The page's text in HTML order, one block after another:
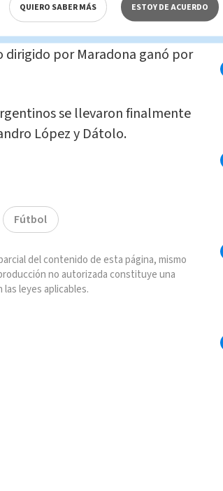
en una ocasión en territorio
dirigido por Maradona ganó por
se llevaron finalmente
López y Dátolo.
Fútbol
del contenido de esta página, mismo
no autorizada constituye una
leyes aplicables.
QUIERO SABER MÁS ESTOY DE ACUERDO